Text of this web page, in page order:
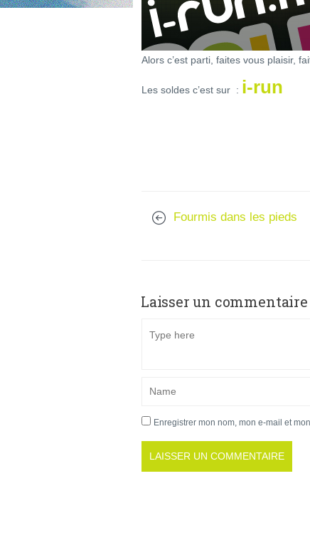
Alors c’est parti, faites vous plaisir,
Les soldes c’est sur : i-run
Fourmis dans les pieds
Laisser un commentaire
Enregistrer mon nom, mon e-mail et